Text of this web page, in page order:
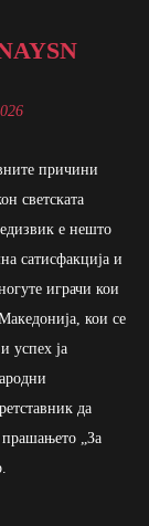
причини
светската
е нешто
сатисфакција и
играчи кои
кои се
успех ја
да
„За